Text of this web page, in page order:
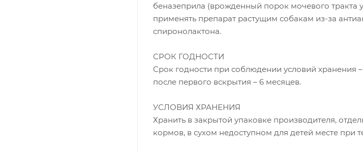
беназеприла (врожденный порок мочевого тракта
применять препарат растущим собакам из-за
спиронолактона.
СРОК ГОДНОСТИ
Срок годности при соблюдении условий хранения
после первого вскрытия – 6 месяцев.
УСЛОВИЯ ХРАНЕНИЯ
Хранить в закрытой упаковке производителя,
кормов, в сухом недоступном для детей месте при